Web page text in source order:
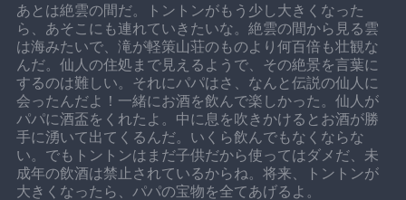
あとは絶雲の間だ。トントンがもう少し大きくなった
ら、あそこにも連れていきたいな。絶雲の間から見る雲
は海みたいで、滝が軽策山荘のものより何百倍も壮観な
んだ。仙人の住処まで見えるようで、その絶景を言葉に
するのは難しい。それにパパはさ、なんと伝説の仙人に
会ったんだよ！一緒にお酒を飲んで楽しかった。仙人が
パパに酒盃をくれたよ。中に息を吹きかけるとお酒が勝
手に湧いて出てくるんだ。いくら飲んでもなくならな
い。でもトントンはまだ子供だから使ってはダメだ、未
成年の飲酒は禁止されているからね。将来、トントンが
大きくなったら、パパの宝物を全てあげるよ。